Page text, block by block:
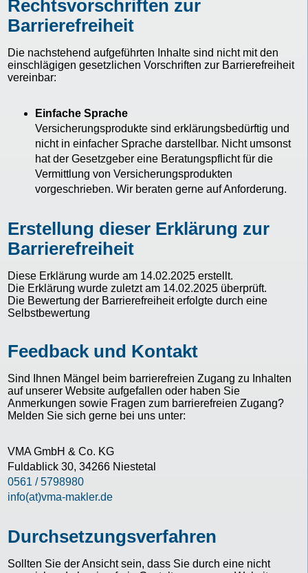
Rechtsvorschriften zur
Barrierefreiheit
Die nachstehend aufgeführten Inhalte sind nicht mit den
einschlägigen gesetzlichen Vorschriften zur Barrierefreiheit
vereinbar:
Einfache Sprache
Versicherungsprodukte sind erklärungsbedürftig und
nicht in einfacher Sprache darstellbar. Nicht umsonst
hat der Gesetzgeber eine Beratungspflicht für die
Vermittlung von Versicherungsprodukten
vorgeschrieben. Wir beraten gerne auf Anforderung.
Erstellung dieser Erklärung zur
Barrierefreiheit
Diese Erklärung wurde am 14.02.2025 erstellt.
Die Erklärung wurde zuletzt am 14.02.2025 überprüft.
Die Bewertung der Barrierefreiheit erfolgte durch eine
Selbstbewertung
Feedback und Kontakt
Sind Ihnen Mängel beim barrierefreien Zugang zu Inhalten
auf unserer Website aufgefallen oder haben Sie
Anmerkungen sowie Fragen zum barrierefreien Zugang?
Melden Sie sich gerne bei uns unter:
VMA GmbH & Co. KG
Fuldablick 30, 34266 Niestetal
0561 / 5798980
info(at)vma-makler.de
Durchsetzungsverfahren
Sollten Sie der Ansicht sein, dass Sie durch eine nicht